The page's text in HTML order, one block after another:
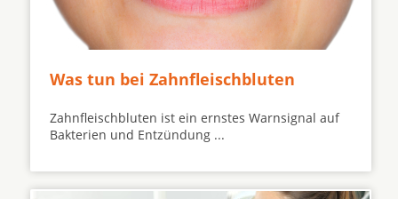
Was tun bei Zahnfleischbluten
Zahnfleischbluten ist ein ernstes Warnsignal auf
Bakterien und Entzündung ...